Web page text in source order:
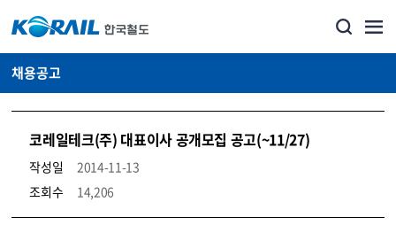
채용공고
코레일테크(주) 대표이사 공개모집 공고(~11/27)
작성일
2014-11-13
조회수
14,206
코레일소개_경영공시_채용공고 상세보기 – 내용, 파일, 담당자 연락처로 구성